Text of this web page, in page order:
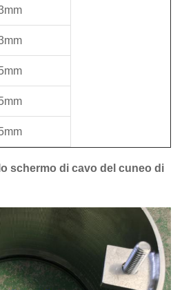
schermo di cavo del cuneo di